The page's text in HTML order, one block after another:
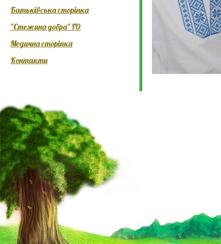
Батьківська сторінка
"Стежина добра" ГО
Медична сторінка
Контакти